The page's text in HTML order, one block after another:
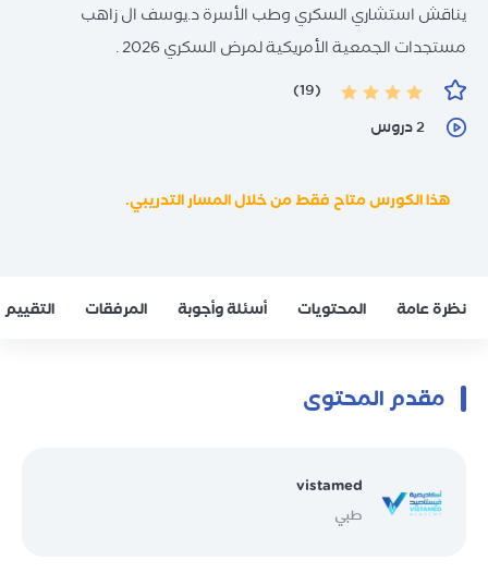
يناقش استشاري السكري وطب الأسرة د.يوسف ال زاهب
مستجدات الجمعية الأمريكية لمرض السكري 2026 .
(19)
2 دروس
هذا الكورس متاح فقط من خلال المسار التدريبي.
نظرة عامة المحتويات أسئلة وأجوبة المرفقات التقييم
مقدم المحتوى
vistamed
طبي